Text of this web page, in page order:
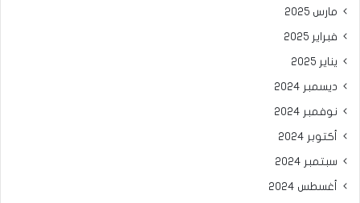
مارس 2025
فبراير 2025
يناير 2025
ديسمبر 2024
نوفمبر 2024
أكتوبر 2024
سبتمبر 2024
أغسطس 2024